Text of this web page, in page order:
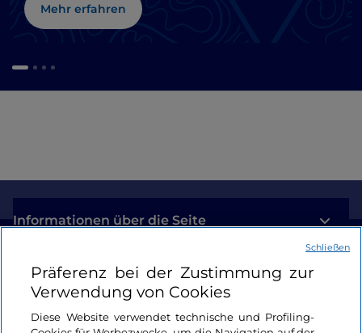
Mehr erfahren
Informationen über die Seite
Nützliche Links
Login
Präferenz bei der Zustimmung zur
Verwendung von Cookies
Diese Website verwendet technische und Profiling-
Schließen